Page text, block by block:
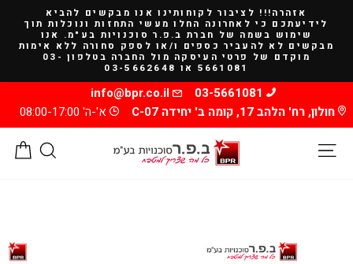
קריאה
אזהרה!!! לציבור לקוחותינו אנו מבקשים להביא
לידיעתכם כי לאחרונה החלו מעשי התחזות ונוכלות תוך
שימוש בשמה של חברת ב.פ.ר סוכנויות בע"מ. אנו
מבקשים לא להעביר כספים ו/או לספק סחורה ללא אימות
מוקדם של פרטי העיסקה מול החברה בטלפון 03-
5661081 או 03-5662648
03-5661081
info@bpr.co.il
חולון, רח' הלהב 17, קומה ב' יחידה C-07
א'-ה' 08:00-17:00